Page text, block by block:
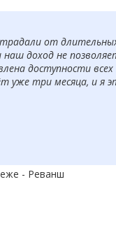
от
наш доход не
доступности
уже три месяца, и
- Реванш